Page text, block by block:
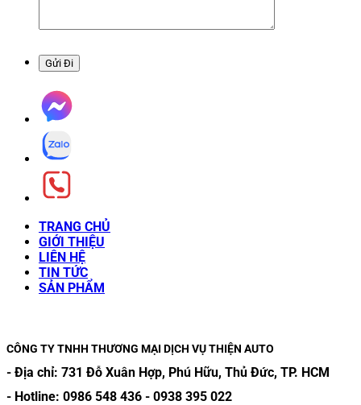
TRANG CHỦ
GIỚI THIỆU
LIÊN HỆ
TIN TỨC
SẢN PHẨM
CÔNG TY TNHH THƯƠNG MẠI DỊCH VỤ THIỆN AUTO
- Địa chỉ: 731 Đỗ Xuân Hợp, Phú Hữu, Thủ Đức, TP. HCM
- Hotline: 0986 548 436 - 0938 395 022